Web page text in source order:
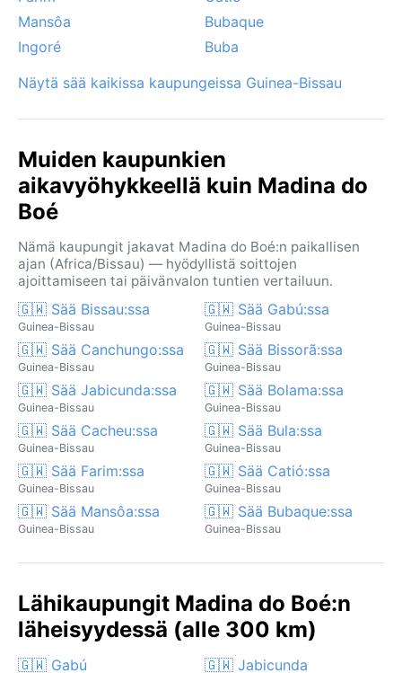
kaikkiaan Madina do Boé on tutustumisen arvoinen
kohde niille, jotka haluavat kokea Länsi-Afrikan aitoa
Mansôa
Bubaque
Ingoré
Buba
Näytä sää kaikissa kaupungeissa Guinea-Bissau
Muiden kaupunkien
aikavyöhykkeellä kuin Madina do
Boé
Nämä kaupungit jakavat Madina do Boé:n paikallisen
ajan (Africa/Bissau) — hyödyllistä soittojen
ajoittamiseen tai päivänvalon tuntien vertailuun.
🇬🇼 Sää Bissau:ssa
Guinea-Bissau
🇬🇼 Sää Gabú:ssa
Guinea-Bissau
🇬🇼 Sää Canchungo:ssa
Guinea-Bissau
🇬🇼 Sää Bissorã:ssa
Guinea-Bissau
🇬🇼 Sää Jabicunda:ssa
Guinea-Bissau
🇬🇼 Sää Bolama:ssa
Guinea-Bissau
🇬🇼 Sää Cacheu:ssa
Guinea-Bissau
🇬🇼 Sää Bula:ssa
Guinea-Bissau
🇬🇼 Sää Farim:ssa
Guinea-Bissau
🇬🇼 Sää Catió:ssa
Guinea-Bissau
🇬🇼 Sää Mansôa:ssa
Guinea-Bissau
🇬🇼 Sää Bubaque:ssa
Guinea-Bissau
Lähikaupungit Madina do Boé:n
läheisyydessä (alle 300 km)
🇬🇼 Gabú 🇬🇼 Jabicunda